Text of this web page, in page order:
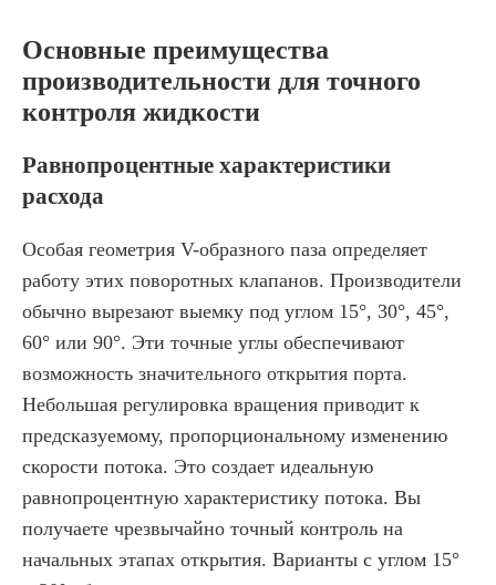
Основные преимущества
производительности для точного
контроля жидкости
Равнопроцентные характеристики
расхода
Особая геометрия V-образного паза определяет
работу этих поворотных клапанов. Производители
обычно вырезают выемку под углом 15°, 30°, 45°,
60° или 90°. Эти точные углы обеспечивают
возможность значительного открытия порта.
Небольшая регулировка вращения приводит к
предсказуемому, пропорциональному изменению
скорости потока. Это создает идеальную
равнопроцентную характеристику потока. Вы
получаете чрезвычайно точный контроль на
начальных этапах открытия. Варианты с углом 15°